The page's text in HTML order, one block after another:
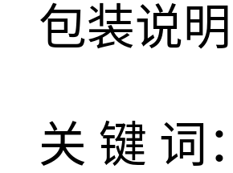
包装说明
关 键 词：